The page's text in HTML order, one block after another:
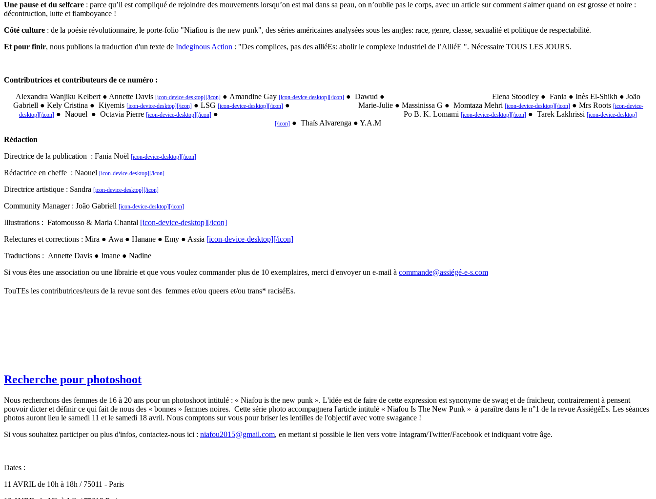
Une pause et du selfcare : parce qu’il est compliqué de rejoindre des mouvements lorsqu’on est mal dans sa peau, on n’oublie pas le corps, avec un article sur comment s'aimer quand on est grosse et noire :
décontruction, lutte et flamboyance !
Côté culture : de la poésie révolutionnaire, le porte-folio "Niafiou is the new punk", des séries américaines analysées sous les angles: race, genre, classe, sexualité et politique de respectabilité.
Et pour finir, nous publions la traduction d'un texte de Indeginous Action : "Des complices, pas des alliéEs: abolir le complexe industriel de l’AlliéE ". Nécessaire TOUS LES JOURS.
Contributrices et contributeurs de ce numéro :
Alexandra Wanjiku Kelbert ● Annette Davis [icon-device-desktop][/icon] ● Amandine Gay [icon-device-desktop][/icon] ● Dawud ● Elena Stoodley ● Fania ● Inès El-Shikh ● João
Gabriell ● Kely Cristina ● Kiyemis [icon-device-desktop][/icon] ● LSG [icon-device-desktop][/icon] ● Marie-Julie ● Massinissa G ● Momtaza Mehri [icon-device-desktop][/icon] ● Mrs Roots [icon-device-
desktop][/icon] ● Naouel ● Octavia Pierre [icon-device-desktop][/icon] ● Po B. K. Lomami [icon-device-desktop][/icon] ● Tarek Lakhrissi [icon-device-desktop]
[/icon] ● Thaïs Alvarenga ● Y.A.M
Rédaction
Directrice de la publication : Fania Noël [icon-device-desktop][/icon]
Rédactrice en cheffe : Naouel [icon-device-desktop][/icon]
Directrice artistique : Sandra [icon-device-desktop][/icon]
Community Manager : João Gabriell [icon-device-desktop][/icon]
Illustrations : Fatomousso & Maria Chantal [icon-device-desktop][/icon]
Relectures et corrections : Mira ● Awa ● Hanane ● Emy ● Assia [icon-device-desktop][/icon]
Traductions : Annette Davis ● Imane ● Nadine
Si vous êtes une association ou une librairie et que vous voulez commander plus de 10 exemplaires, merci d'envoyer un e-mail à commande@assiégé-e-s.com
TouTEs les contributrices/teurs de la revue sont des femmes et/ou queers et/ou trans* raciséEs.
Recherche pour photoshoot
Nous recherchons des femmes de 16 à 20 ans pour un photoshoot intitulé : « Niafou is the new punk ». L'idée est de faire de cette expression est synonyme de swag et de fraicheur, contrairement à pensent
pouvoir dicter et définir ce qui fait de nous des « bonnes » femmes noires. Cette série photo accompagnera l'article intitulé « Niafou Is The New Punk » à paraître dans le n°1 de la revue AssiégéEs. Les séances
photos auront lieu le samedi 11 et le samedi 18 avril. Nous comptons sur vous pour briser les lentilles de l'objectif avec votre swagance !
Si vous souhaitez participer ou plus d'infos, contactez-nous ici : niafou2015@gmail.com, en mettant si possible le lien vers votre Intagram/Twitter/Facebook et indiquant votre âge.
Dates :
11 AVRIL de 10h à 18h / 75011 - Paris